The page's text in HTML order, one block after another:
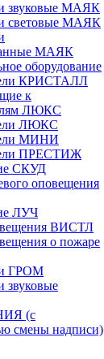
звуковые МАЯК
световые МАЯК
МАЯК
оборудование
КРИСТАЛЛ
к
ЛЮКС
ЛЮКС
МИНИ
ПРЕСТИЖ
СКУД
оповещения
ЛУЧ
ВИСТЛ
о пожаре
ГРОМ
звуковые
(с
смены надписи)